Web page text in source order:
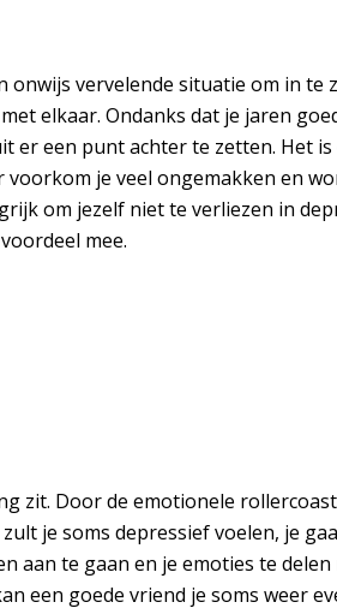
vervelende situatie om in
elkaar. Ondanks dat je jaren
er een punt achter te zetten. Het
voorkom je veel ongemakken en
om jezelf niet te verliezen in
mee.
zit. Door de emotionele
je soms depressief voelen, je
te gaan en je emoties te
een goede vriend je soms weer